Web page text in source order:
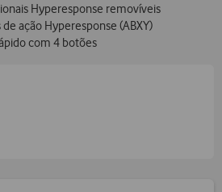
Hyperesponse removíveis
ação Hyperesponse (ABXY)
com 4 botões